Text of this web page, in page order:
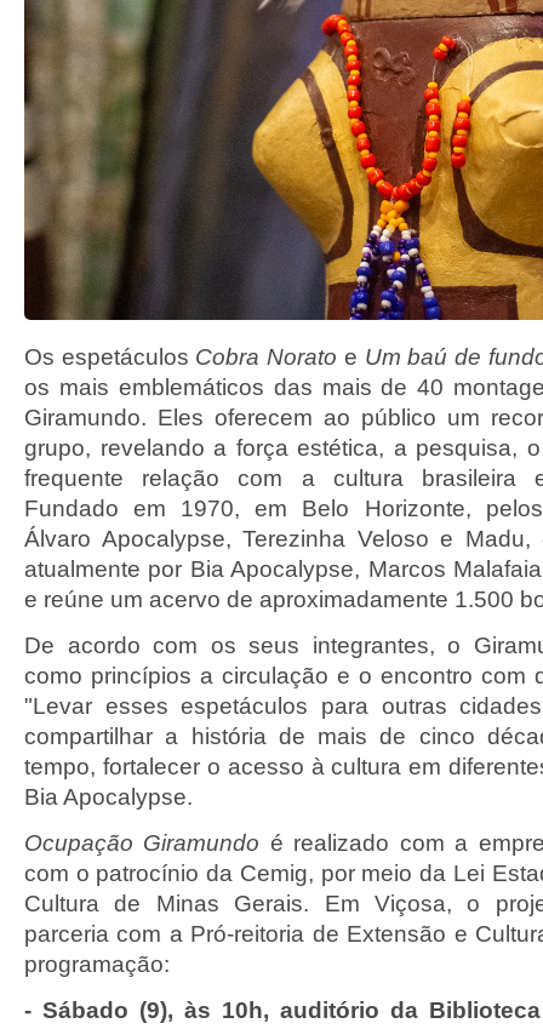
Os espetáculos Cobra Norato e Um baú de
os mais emblemáticos das mais de 40
Giramundo. Eles oferecem ao público um
grupo, revelando a força estética, a pesquisa,
frequente relação com a cultura brasileira
Fundado em 1970, em Belo Horizonte,
Álvaro Apocalypse, Terezinha Veloso e
atualmente por Bia Apocalypse, Marcos
e reúne um acervo de aproximadamente 1.500
De acordo com os seus integrantes, o
como princípios a circulação e o encontro com
"Levar esses espetáculos para outras
compartilhar a história de mais de cinco
tempo, fortalecer o acesso à cultura em
Bia Apocalypse.
Ocupação Giramundo é realizado com a
com o patrocínio da Cemig, por meio da Lei
Cultura de Minas Gerais. Em Viçosa, o
parceria com a Pró-reitoria de Extensão e
programação:
- Sábado (9), às 10h, auditório da